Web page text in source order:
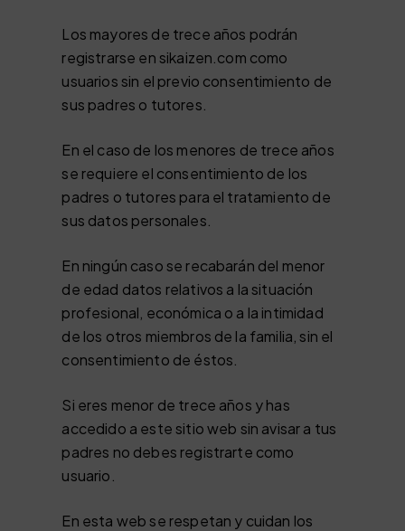
Los mayores de trece años podrán
registrarse en sikaizen.com como
usuarios sin el previo consentimiento de
sus padres o tutores.
En el caso de los menores de trece años
se requiere el consentimiento de los
padres o tutores para el tratamiento de
sus datos personales.
En ningún caso se recabarán del menor
de edad datos relativos a la situación
profesional, económica o a la intimidad
de los otros miembros de la familia, sin el
consentimiento de éstos.
Si eres menor de trece años y has
accedido a este sitio web sin avisar a tus
padres no debes registrarte como
usuario.
En esta web se respetan y cuidan los